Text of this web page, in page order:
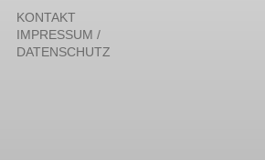
KONTAKT
IMPRESSUM /
DATENSCHUTZ